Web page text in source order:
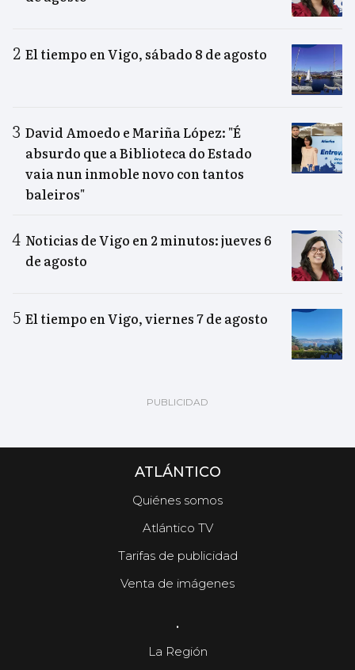
El tiempo en Vigo, sábado 8 de agosto
David Amoedo e Mariña López: "É
absurdo que a Biblioteca do Estado
vaia nun inmoble novo con tantos
baleiros"
Noticias de Vigo en 2 minutos: jueves 6
de agosto
El tiempo en Vigo, viernes 7 de agosto
ATLÁNTICO
Quiénes somos
Atlántico TV
Tarifas de publicidad
Venta de imágenes
.
La Región